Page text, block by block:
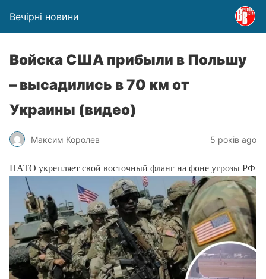
Вечірні новини
Войска США прибыли в Польшу
– высадились в 70 км от
Украины (видео)
Максим Королев 5 років ago
НАТО укрепляет свой восточный фланг на фоне угрозы РФ